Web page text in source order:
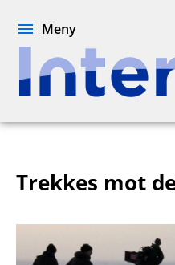
Meny
Trekkes mot